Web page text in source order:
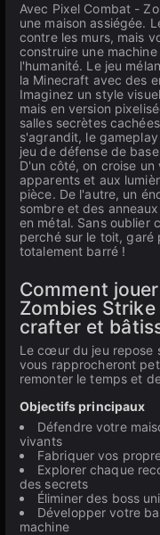
Avec Pixel Combat -
une maison assiégée.
contre les murs, mais
construire une
l'humanité. Le jeu
la Minecraft avec des
Imaginez un style
mais en version
salles secrètes
s'agrandit, le
jeu de défense de
D'un côté, on croise
apparents et aux
pièce. De l'autre, un
sombre et des
en métal. Sans oublier
perché sur le toit, garé
totalement barré !
Comment
Zombies
crafter et
Le cœur du jeu repose
vous rapprocheront
remonter le temps et
Objectifs principaux
Défendre votre
vivants
Fabriquer vos
Explorer chaque
des secrets
Éliminer des boss
Développer votre
machine